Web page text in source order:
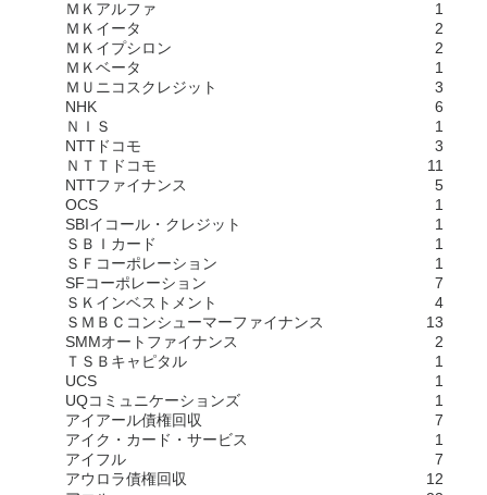
ＭＫアルファ
1
ＭＫイータ
2
ＭＫイプシロン
2
ＭＫベータ
1
ＭＵニコスクレジット
3
NHK
6
ＮＩＳ
1
NTTドコモ
3
ＮＴＴドコモ
11
NTTファイナンス
5
OCS
1
SBIイコール・クレジット
1
ＳＢＩカード
1
ＳＦコーポレーション
1
SFコーポレーション
7
ＳＫインベストメント
4
ＳＭＢＣコンシューマーファイナンス
13
SMMオートファイナンス
2
ＴＳＢキャピタル
1
UCS
1
UQコミュニケーションズ
1
アイアール債権回収
7
アイク・カード・サービス
1
アイフル
7
アウロラ債権回収
12